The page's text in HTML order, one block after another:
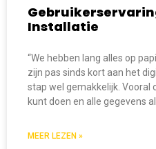
Installatie
“We hebben lang alles op
zijn pas sinds kort aan het
stap wel gemakkelijk. Vooral
kunt doen en alle gegevens
MEER LEZEN »